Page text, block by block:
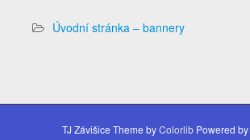
Úvodní stránka – bannery
TJ Závišice Theme byColorlib Powered by